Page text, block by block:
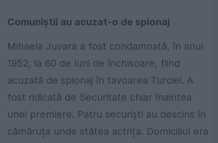
Comuniștii au acuzat-o de spionaj
Mihaela Juvara a fost condamnată, în anul
1952, la 60 de luni de închisoare, fiind
acuzată de spionaj în favoarea Turciei. A
fost ridicată de Securitate chiar înaintea
unei premiere. Patru securiști au descins în
cămăruța unde stătea actrița. Domiciliul era